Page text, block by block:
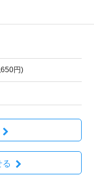
円)